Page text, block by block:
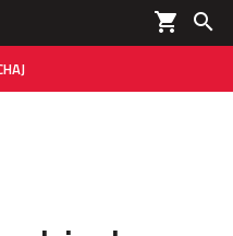
shopping_cart 
